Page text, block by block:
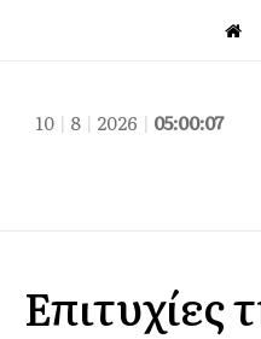
10 | 8 | 2026 | 05:00:09
Επιτυχίες